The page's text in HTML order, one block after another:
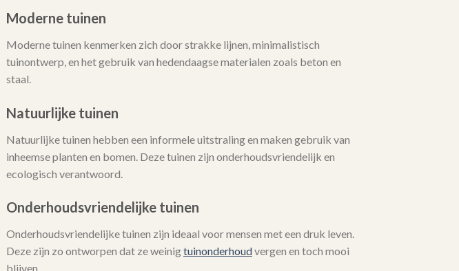
Moderne tuinen
Moderne tuinen kenmerken zich door strakke lijnen, minimalistisch
tuinontwerp, en het gebruik van hedendaagse materialen zoals beton en
staal.
Natuurlijke tuinen
Natuurlijke tuinen hebben een informele uitstraling en maken gebruik van
inheemse planten en bomen. Deze tuinen zijn onderhoudsvriendelijk en
ecologisch verantwoord.
Onderhoudsvriendelijke tuinen
Onderhoudsvriendelijke tuinen zijn ideaal voor mensen met een druk leven.
Deze zijn zo ontworpen dat ze weinigtuinonderhoudvergen en toch mooi
blijven.